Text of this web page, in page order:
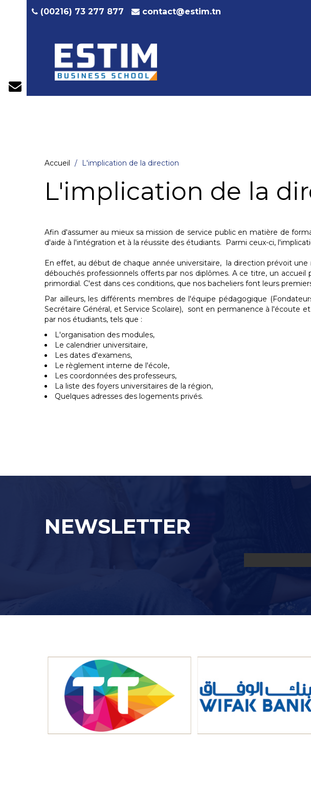
(00216) 73 277 877 contact@estim.tn
Accueil L'implication de la direction
L'implication de la
Afin d'assumer au mieux sa mission de service public en matière de
d'aide à l'intégration et à la réussite des étudiants. Parmi ceux-ci,
En effet, au début de chaque année universitaire, la direction prévoit
débouchés professionnels offerts par nos diplômes. A ce titre, un
primordial. C'est dans ces conditions, que nos bacheliers font leurs
Par ailleurs, les différents membres de l'équipe pédagogique
Secrétaire Général, et Service Scolaire), sont en permanence à l'écoute
par nos étudiants, tels que :
L'organisation des modules,
Le calendrier universitaire,
Les dates d'examens,
Le règlement interne de l'école,
Les coordonnées des professeurs,
La liste des foyers universitaires de la région,
Quelques adresses des logements privés.
NEWSLETTER